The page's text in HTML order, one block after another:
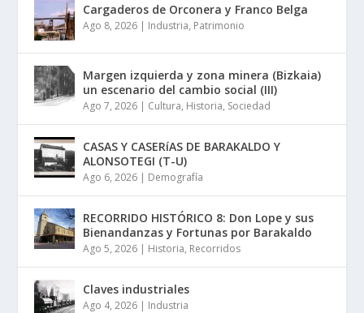
Cargaderos de Orconera y Franco Belga
Ago 8, 2026 | Industria, Patrimonio
Margen izquierda y zona minera (Bizkaia)
un escenario del cambio social (III)
Ago 7, 2026 | Cultura, Historia, Sociedad
CASAS Y CASERíAS DE BARAKALDO Y
ALONSOTEGI (T-U)
Ago 6, 2026 | Demografía
RECORRIDO HISTÓRICO 8: Don Lope y sus
Bienandanzas y Fortunas por Barakaldo
Ago 5, 2026 | Historia, Recorridos
Claves industriales
Ago 4, 2026 | Industria